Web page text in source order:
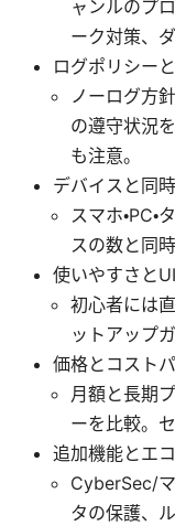
ャンルのプ
ーク対策、
ログポリシー
ノーログ方
の遵守状況
も注意。
デバイスと同
スマホ・PC
スの数と同
使いやすさとUI
初心者には
ットアップ
価格とコスト
月額と長期
ーを比較。
追加機能とエ
CyberSec/
タの保護、